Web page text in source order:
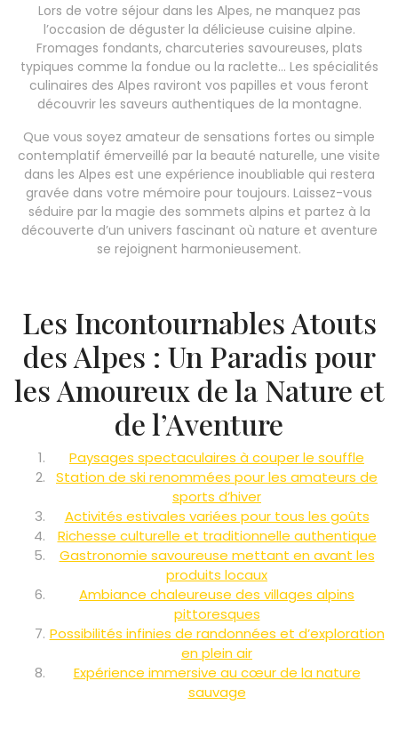
Lors de votre séjour dans les Alpes, ne manquez pas
l’occasion de déguster la délicieuse cuisine alpine.
Fromages fondants, charcuteries savoureuses, plats
typiques comme la fondue ou la raclette… Les spécialités
culinaires des Alpes raviront vos papilles et vous feront
découvrir les saveurs authentiques de la montagne.
Que vous soyez amateur de sensations fortes ou simple
contemplatif émerveillé par la beauté naturelle, une visite
dans les Alpes est une expérience inoubliable qui restera
gravée dans votre mémoire pour toujours. Laissez-vous
séduire par la magie des sommets alpins et partez à la
découverte d’un univers fascinant où nature et aventure
se rejoignent harmonieusement.
Les Incontournables Atouts
des Alpes : Un Paradis pour
les Amoureux de la Nature et
de l’Aventure
Paysages spectaculaires à couper le souffle
Station de ski renommées pour les amateurs de
sports d’hiver
Activités estivales variées pour tous les goûts
Richesse culturelle et traditionnelle authentique
Gastronomie savoureuse mettant en avant les
produits locaux
Ambiance chaleureuse des villages alpins
pittoresques
Possibilités infinies de randonnées et d’exploration
en plein air
Expérience immersive au cœur de la nature
sauvage